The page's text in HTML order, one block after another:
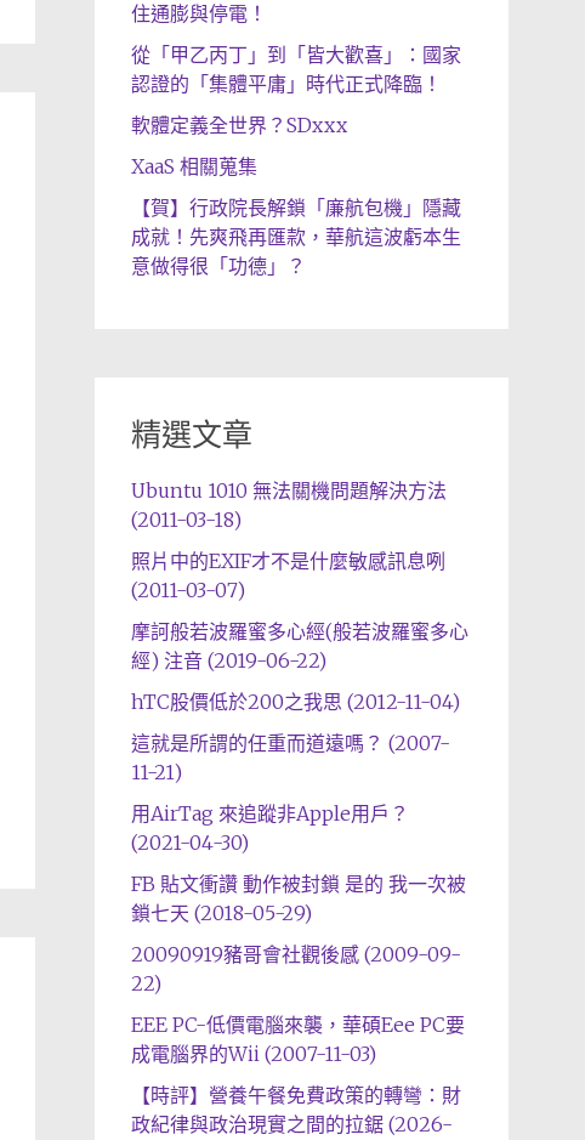
住通膨與停電！
從「甲乙丙丁」到「皆大歡喜」：國家
認證的「集體平庸」時代正式降臨！
軟體定義全世界？SDxxx
XaaS 相關蒐集
【賀】行政院長解鎖「廉航包機」隱藏
成就！先爽飛再匯款，華航這波虧本生
意做得很「功德」？
精選文章
Ubuntu 1010 無法關機問題解決方法
(2011-03-18)
照片中的EXIF才不是什麼敏感訊息咧
(2011-03-07)
摩訶般若波羅蜜多心經(般若波羅蜜多心
經) 注音 (2019-06-22)
hTC股價低於200之我思 (2012-11-04)
這就是所謂的任重而道遠嗎？ (2007-
11-21)
用AirTag 來追蹤非Apple用戶？
(2021-04-30)
FB 貼文衝讚 動作被封鎖 是的 我一次被
鎖七天 (2018-05-29)
20090919豬哥會社觀後感 (2009-09-
22)
EEE PC-低價電腦來襲，華碩Eee PC要
成電腦界的Wii (2007-11-03)
【時評】營養午餐免費政策的轉彎：財
政紀律與政治現實之間的拉鋸 (2026-